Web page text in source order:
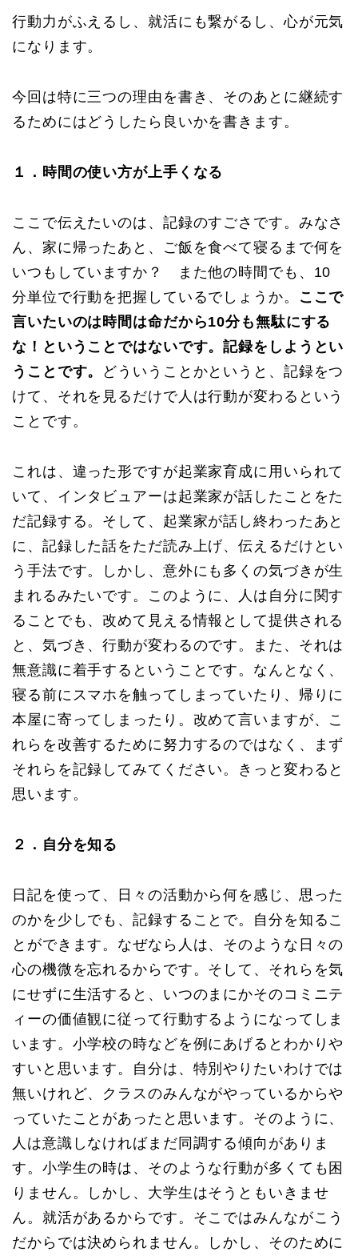
行動力がふえるし、就活にも繋がるし、心が元気
になります。
今回は特に三つの理由を書き、そのあとに継続す
るためにはどうしたら良いかを書きます。
１．時間の使い方が上手くなる
ここで伝えたいのは、記録のすごさです。みなさ
ん、家に帰ったあと、ご飯を食べて寝るまで何を
いつもしていますか？ また他の時間でも、10
分単位で行動を把握しているでしょうか。
ここで
言いたいのは時間は命だから10分も無駄にする
な！ということではないです。記録をしようとい
うことです。
どういうことかというと、記録をつ
けて、それを見るだけで人は行動が変わるという
ことです。
これは、違った形ですが起業家育成に用いられて
いて、インタビュアーは起業家が話したことをた
だ記録する。そして、起業家が話し終わったあと
に、記録した話をただ読み上げ、伝えるだけとい
う手法です。しかし、意外にも多くの気づきが生
まれるみたいです。このように、人は自分に関す
ることでも、改めて見える情報として提供される
と、気づき、行動が変わるのです。また、それは
無意識に着手するということです。なんとなく、
寝る前にスマホを触ってしまっていたり、帰りに
本屋に寄ってしまったり。改めて言いますが、こ
れらを改善するために努力するのではなく、まず
それらを記録してみてください。きっと変わると
思います。
２．自分を知る
日記を使って、日々の活動から何を感じ、思った
のかを少しでも、記録することで。自分を知るこ
とができます。なぜなら人は、そのような日々の
心の機微を忘れるからです。そして、それらを気
にせずに生活すると、いつのまにかそのコミニテ
ィーの価値観に従って行動するようになってしま
います。小学校の時などを例にあげるとわかりや
すいと思います。自分は、特別やりたいわけでは
無いけれど、クラスのみんながやっているからや
っていたことがあったと思います。そのように、
人は意識しなければまだ同調する傾向がありま
す。小学生の時は、そのような行動が多くても困
りません。しかし、大学生はそうともいきませ
ん。就活があるからです。そこではみんながこう
だからでは決められません。しかし、そのために